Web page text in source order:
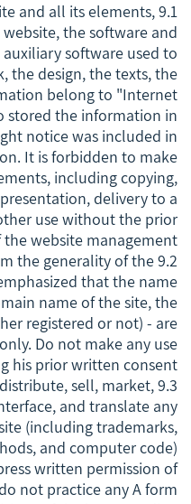
and all its elements,
the software and
software used to
the design, the texts, the
belong to "Internet
stored the information in
notice was included in
It is forbidden to make
including copying,
delivery to a
use without the prior
website management.
the generality of the
that the name
name of the site, the
registered or not) - are
Do not make any use
his prior written consent.
distribute, sell, market,
and translate any
(including trademarks,
and computer code)
written permission of
not practice any A form